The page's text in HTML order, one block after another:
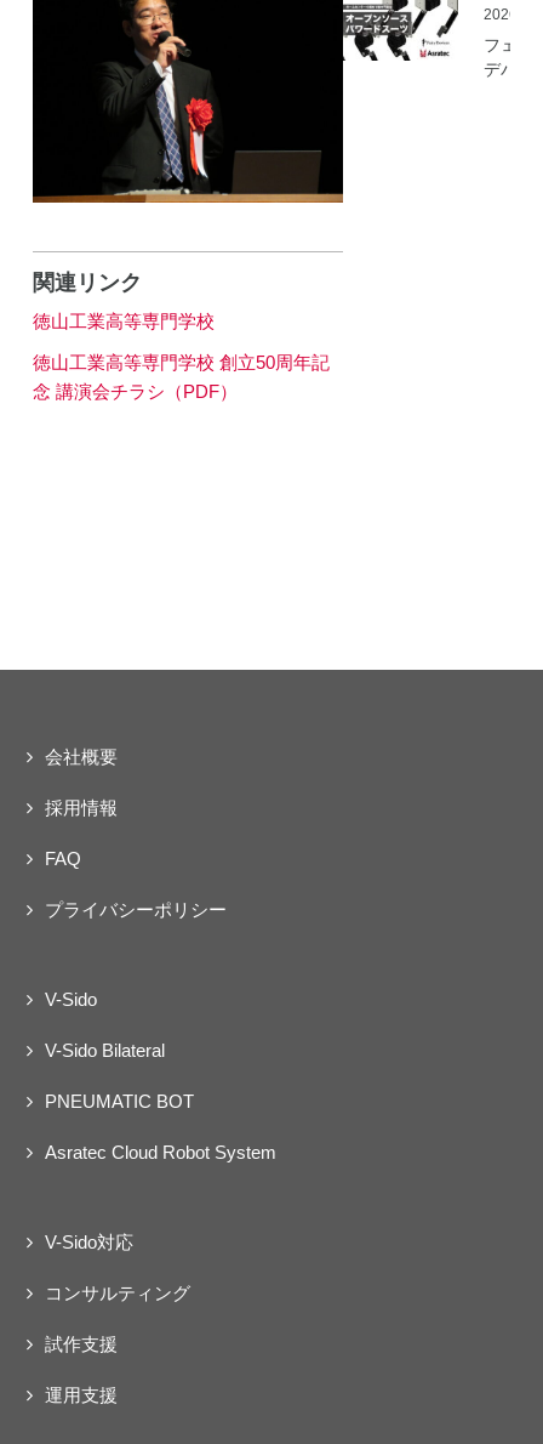
関連リンク
徳山工業高等専門学校
徳山工業高等専門学校 創立50周年記
念 講演会チラシ（PDF）
ロボッ
（バル
ロボッ
ト）」
フェア
デバイ
会社概要
採用情報
FAQ
プライバシーポリシー
V-Sido
V-Sido Bilateral
PNEUMATIC BOT
Asratec Cloud Robot System
V-Sido対応
コンサルティング
試作支援
運用支援